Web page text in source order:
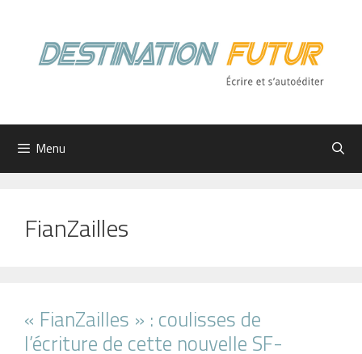
contenu
Menu
FianZailles
« FianZailles » : coulisses de
l’écriture de cette nouvelle SF-